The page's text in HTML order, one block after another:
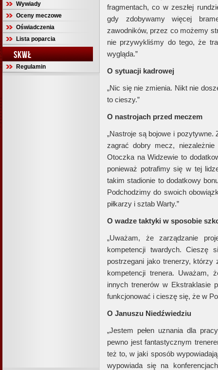
Wywiady
Oceny meczowe
Oświadczenia
Lista poparcia
SKWŁ
Regulamin
fragmentach, co w zeszłej
gdy zdobywamy więcej
zawodników, przez co możemy
nie przywykliśmy do tego, że
wygląda.”
O sytuacji kadrowej
„Nic się nie zmienia. Nikt nie
to cieszy.”
O nastrojach przed meczem
„Nastroje są bojowe i
zagrać dobry mecz,
Otoczka na Widzewie to
ponieważ potrafimy się w tej
takim stadionie to dodatkowy
Podchodzimy do swoich
piłkarzy i sztab Warty.”
O wadze taktyki w sposobie
„Uważam, że zarządzanie
kompetencji twardych. Cieszę
postrzegani jako trenerzy,
kompetencji trenera. Uważam,
innych trenerów w Ekstraklasie
funkcjonować i cieszę się, że w
O Januszu Niedźwiedziu
„Jestem pełen uznania dla
pewno jest fantastycznym
też to, w jaki sposób
wypowiada się na